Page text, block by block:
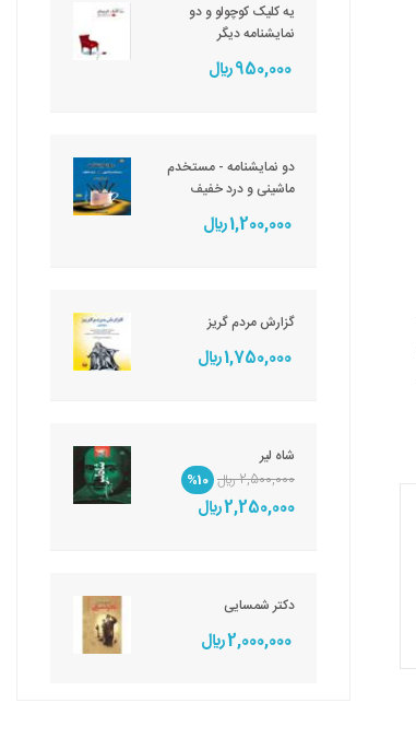
یه کلیک کوچولو و دو
نمایشنامه دیگر
950,000 ريال
دو نمایشنامه - مستخدم
ماشینی و درد خفیف
1,200,000 ريال
گزارش مردم گریز
1,750,000 ريال
شاه لیر
2,500,000 ريال
%10
2,250,000 ريال
دکتر شمسایی
2,000,000 ريال